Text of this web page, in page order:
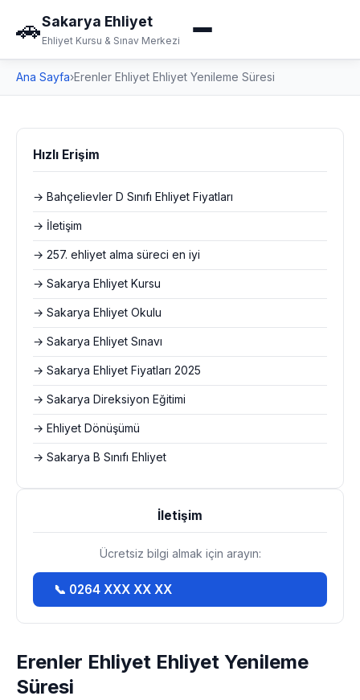
🚗Sakarya Ehliyet
Ehliyet Kursu & Sınav Merkezi
Ana Sayfa›Erenler Ehliyet Ehliyet Yenileme Süresi
Erenler Ehliyet Ehliyet Yenileme
Süresi
Hızlı Erişim
→ Bahçelievler D Sınıfı Ehliyet Fiyatları
→ İletişim
→ 257. ehliyet alma süreci en iyi
→ Sakarya Ehliyet Kursu
→ Sakarya Ehliyet Okulu
→ Sakarya Ehliyet Sınavı
→ Sakarya Ehliyet Fiyatları 2025
→ Sakarya Direksiyon Eğitimi
→ Ehliyet Dönüşümü
→ Sakarya B Sınıfı Ehliyet
İletişim
Ücretsiz bilgi almak için arayın:
📞 0264 XXX XX XX